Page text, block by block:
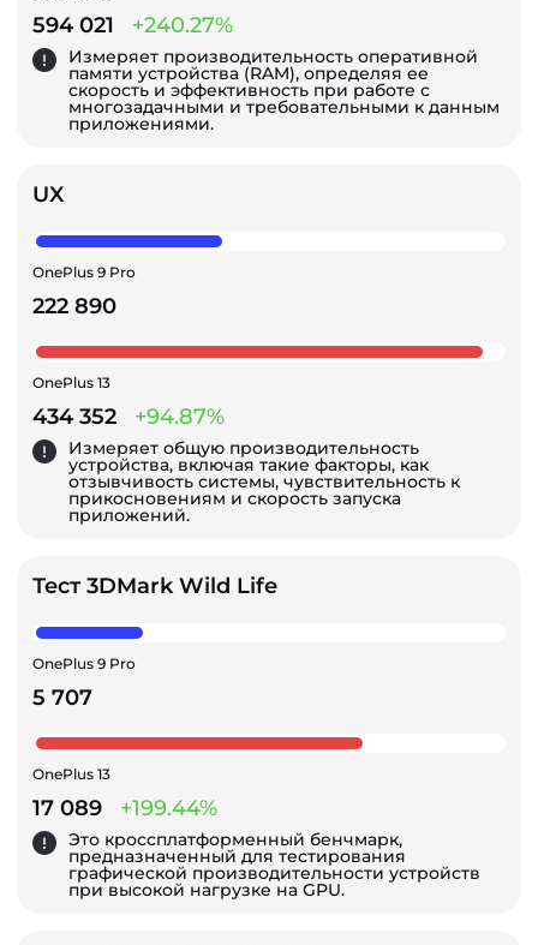
594 021 +240.27%
Измеряет производительность оперативной
памяти устройства (RAM), определяя ее
скорость и эффективность при работе с
многозадачными и требовательными к данным
приложениями.
UX
OnePlus 9 Pro
222 890
OnePlus 13
434 352 +94.87%
Измеряет общую производительность
устройства, включая такие факторы, как
отзывчивость системы, чувствительность к
прикосновениям и скорость запуска
приложений.
Тест 3DMark Wild Life
OnePlus 9 Pro
5 707
OnePlus 13
17 089 +199.44%
Это кроссплатформенный бенчмарк,
предназначенный для тестирования
графической производительности устройств
при высокой нагрузке на GPU.